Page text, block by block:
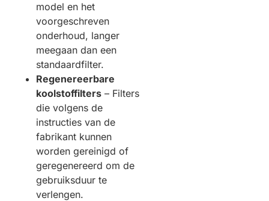
model en het
voorgeschreven
onderhoud, langer
meegaan dan een
standaardfilter.
Regenereerbare
koolstoffilters – Filters
die volgens de
instructies van de
fabrikant kunnen
worden gereinigd of
geregenereerd om de
gebruiksduur te
verlengen.